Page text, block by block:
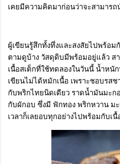
เคยมีความคิดมาก่อนว่าจะสามารถ
ผู้เขียนรู้สึกทั้งทึ่งและสงสัยไปพร้อ
ตามดูบ้าง วัสดุดิบมีพร้อมอยู่แล้ว ส
เนื้อสเต็กที่ใช้ทดลองในวันนี้ น้ำหนั
เขียนไม่ได้หมักเนื้อ เพราะชอบรส
กับพริกไทยนิดเดียว ราดน้ำมันมะ
กับผักอบ ซึ่งมี ฟักทอง พริกหวาน มะ
เวลาก็เลยอบทุกอย่างไปพร้อมกับเนื้